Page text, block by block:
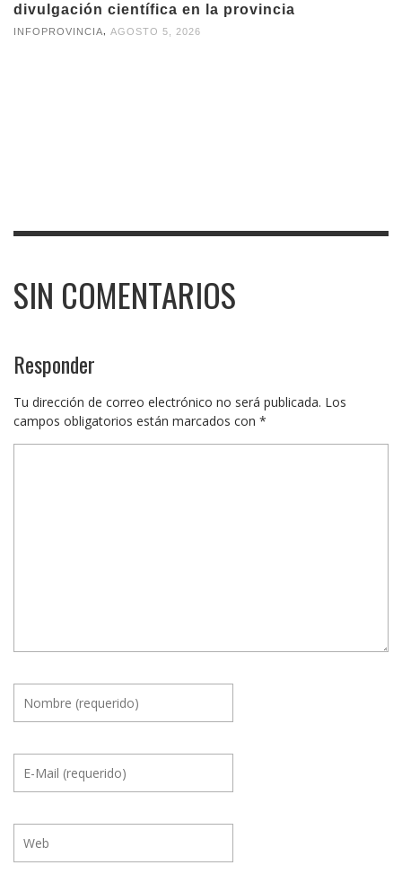
divulgación científica en la provincia
INFOPROVINCIA AGOSTO 5, 2026
SIN COMENTARIOS
Responder
Tu dirección de correo electrónico no será publicada. Los
campos obligatorios están marcados con *